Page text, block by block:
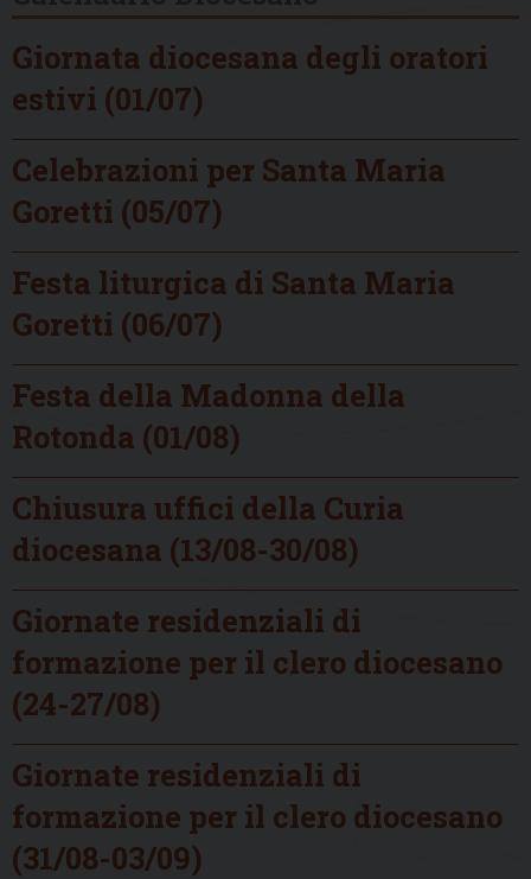
Giornata diocesana degli oratori
estivi (01/07)
Celebrazioni per Santa Maria
Goretti (05/07)
Festa liturgica di Santa Maria
Goretti (06/07)
Festa della Madonna della
Rotonda (01/08)
Chiusura uffici della Curia
diocesana (13/08-30/08)
Giornate residenziali di
formazione per il clero diocesano
(24-27/08)
Giornate residenziali di
formazione per il clero diocesano
(31/08-03/09)